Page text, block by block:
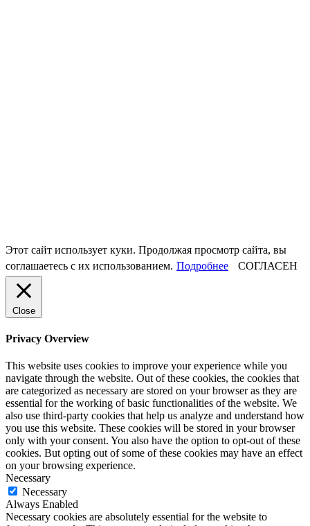
Этот сайт использует куки. Продолжая просмотр сайта, вы
соглашаетесь с их использованием. Подробнее СОГЛАСЕН
Close
Privacy Overview
This website uses cookies to improve your experience while you
navigate through the website. Out of these cookies, the cookies that
are categorized as necessary are stored on your browser as they are
essential for the working of basic functionalities of the website. We
also use third-party cookies that help us analyze and understand how
you use this website. These cookies will be stored in your browser
only with your consent. You also have the option to opt-out of these
cookies. But opting out of some of these cookies may have an effect
on your browsing experience.
Necessary
Necessary
Always Enabled
Necessary cookies are absolutely essential for the website to